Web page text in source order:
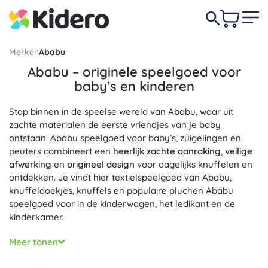
MerkenAbabu
Ababu – originele speelgoed voor
baby’s en kinderen
Stap binnen in de speelse wereld van Ababu, waar uit
zachte materialen de eerste vriendjes van je baby
ontstaan. Ababu speelgoed voor baby’s, zuigelingen en
peuters combineert een heerlijk zachte aanraking, veilige
afwerking en origineel design voor dagelijks knuffelen en
ontdekken. Je vindt hier textielspeelgoed van Ababu,
knuffeldoekjes, knuffels en populaire pluchen Ababu
speelgoed voor in de kinderwagen, het ledikant en de
kinderkamer.
Speelgoed van het merk Ababu onderscheidt zich door
hoogwaardige afwerking
Meer tonen